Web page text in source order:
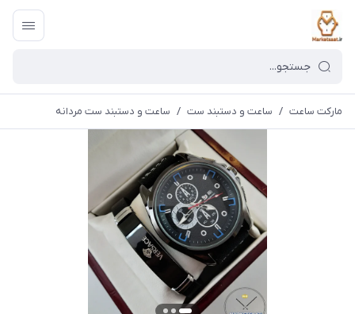
مارکت ساعت / ساعت و دستبند ست / ساعت و دستبند ست مردانه